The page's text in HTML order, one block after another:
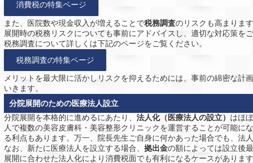
消費税の特集ページ
また、医院数や現金収入が増えることで税務調査のリスクも高まりま
展開時の税務リスクについても事前にアドバイスし、適切な対応策を
税務調査について詳しくは下記のページをご覧ください。
税務調査の特集ページ
メリットを最大限に活かしリスクを抑えるためには、事前の綿密な
いきます。
分院展開のための医療法人設立
分院展開を本格的に進めるにあたり、 法人化（医療法人の設立） はほ
人で複数の美容皮膚科・美容整形クリニックを運営することが可能
る利点もあります。万一、院長先生ご自身に何かあった場合でも、法
なお、新たに医療法人を設立する場合、 拠出金の額によっては設立後
展開に合わせた法人化により消費税面でも有利になるケースがあり